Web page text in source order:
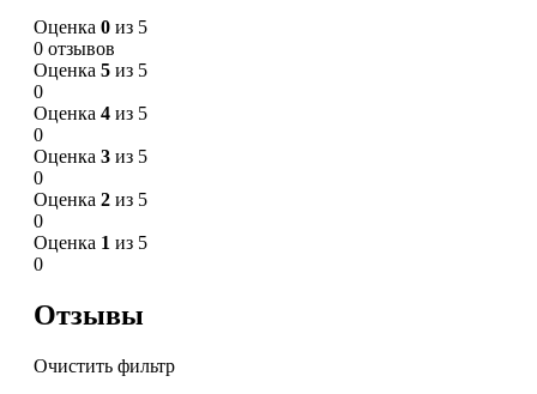
Оценка 0 из 5
0 отзывов
Оценка 5 из 5
0
Оценка 4 из 5
0
Оценка 3 из 5
0
Оценка 2 из 5
0
Оценка 1 из 5
0
Отзывы
Очистить фильтр